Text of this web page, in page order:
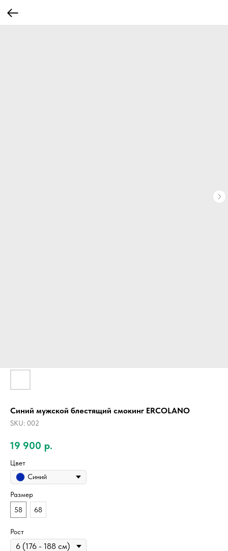
Синий мужской блестящий смокинг ERCOLANO
SKU: 002
19 900 р.
Цвет
Синий
Размер
58
68
Рост